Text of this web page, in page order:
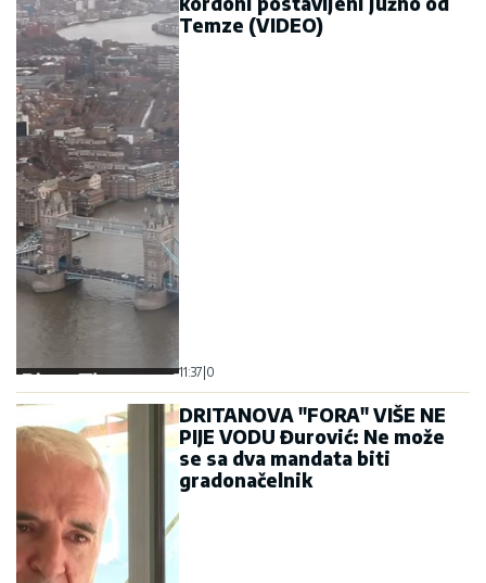
Temze (VIDEO)
11:37|0
DRITANOVA "FORA" VIŠE NE
PIJE VODU Đurović: Ne može
se sa dva mandata biti
gradonačelnik